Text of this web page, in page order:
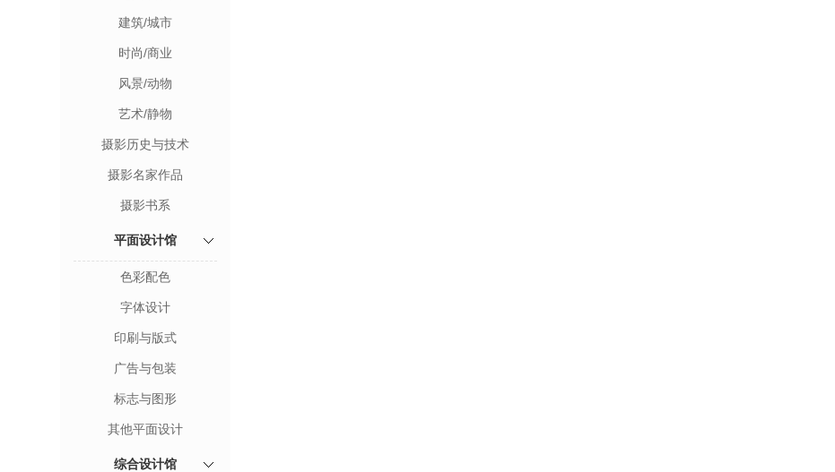
建筑/城市
时尚/商业
风景/动物
艺术/静物
摄影历史与技术
摄影名家作品
摄影书系
平面设计馆
色彩配色
字体设计
印刷与版式
广告与包装
标志与图形
其他平面设计
综合设计馆